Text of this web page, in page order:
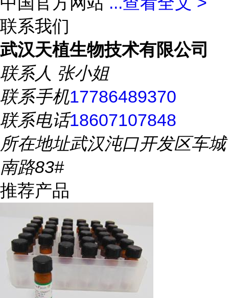
联系我们
武汉天植生物技术有限公司
联系人 张小姐
联系手机17786489370
联系电话18607107848
所在地址武汉沌口开发区车城
南路83#
推荐产品